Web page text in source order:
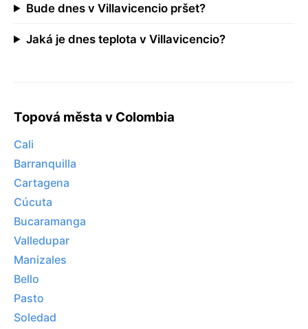
Bude dnes v Villavicencio pršet?
Jaká je dnes teplota v Villavicencio?
Topová města v Colombia
Cali
Barranquilla
Cartagena
Cúcuta
Bucaramanga
Valledupar
Manizales
Bello
Pasto
Soledad